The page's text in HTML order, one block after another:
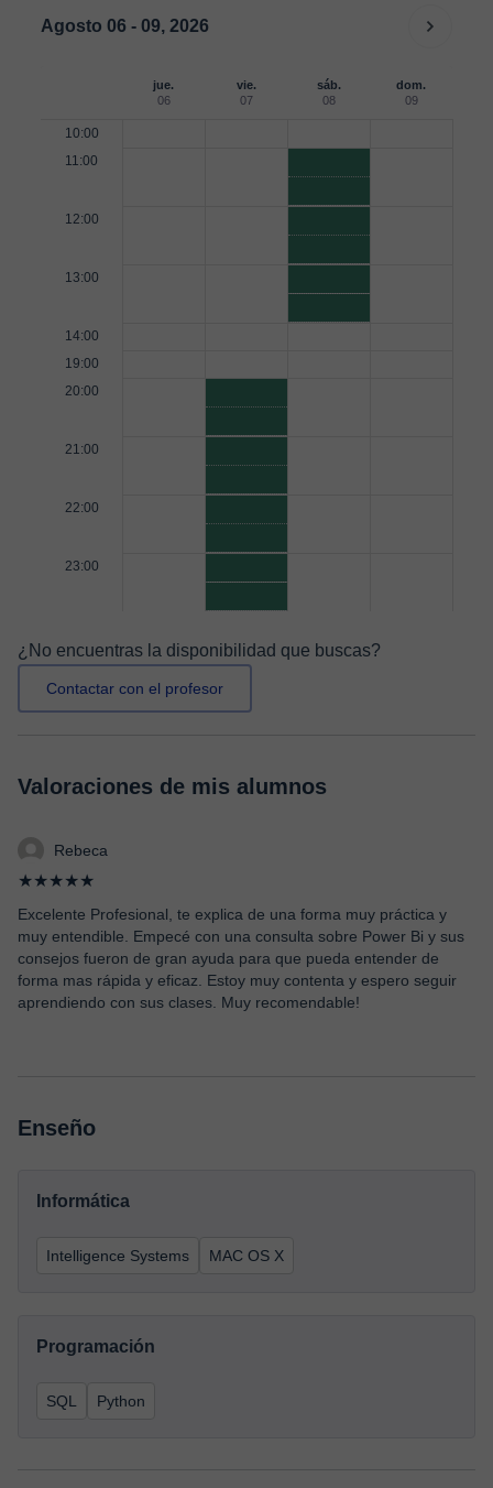
Agosto 06 - 09, 2026
jue.
06
vie.
07
sáb.
08
dom.
09
10:00
11:00
12:00
13:00
14:00
19:00
20:00
21:00
22:00
23:00
¿No encuentras la disponibilidad que buscas?
Contactar con el profesor
Valoraciones de mis alumnos
Rebeca
★★★★★
Excelente Profesional, te explica de una forma muy práctica y
muy entendible. Empecé con una consulta sobre Power Bi y sus
consejos fueron de gran ayuda para que pueda entender de
forma mas rápida y eficaz. Estoy muy contenta y espero seguir
aprendiendo con sus clases. Muy recomendable!
Enseño
Informática
Intelligence Systems MAC OS X
Programación
SQL Python